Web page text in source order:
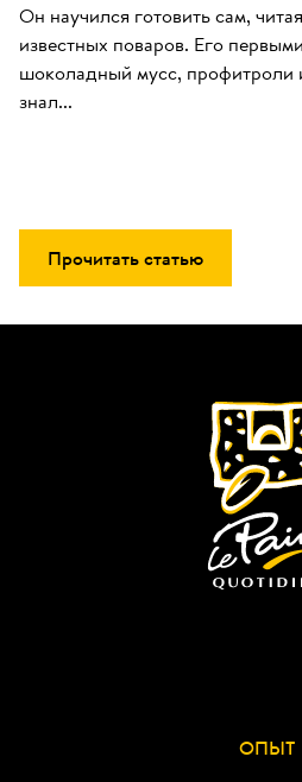
Он научился готовить сам,
известных поваров. Его
шоколадный мусс, профитроли
знал...
Прочитать статью
ОПЫТ